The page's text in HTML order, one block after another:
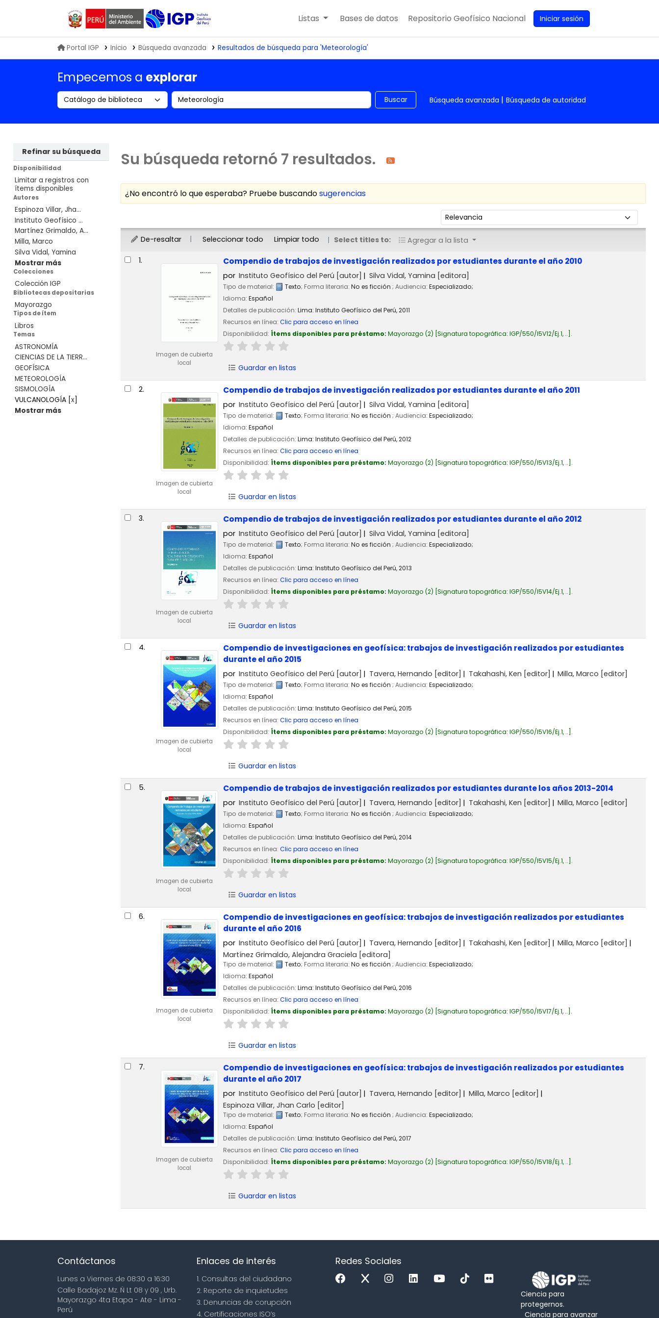
Biblioteca IGP
Listas Bases de datos Repositorio Geofísico Nacional Iniciar sesión
Portal IGP Inicio Búsqueda avanzada Resultados de búsqueda para 'Meteorología'
Empecemos a explorar
Search the catalog by: Buscar en el catálogo por palabra clave Buscar Búsqueda avanzada Búsqueda de autoridad
Refinar su búsqueda
Disponibilidad
Limitar a registros con
ítems disponibles
Autores
Espinoza Villar, Jha...
Instituto Geofísico ...
Martínez Grimaldo, A...
Milla, Marco
Silva Vidal, Yamina
Mostrar más
Colecciones
Colección IGP
Bibliotecas depositarias
Mayorazgo
Tipos de ítem
Libros
Temas
ASTRONOMÍA
CIENCIAS DE LA TIERR...
GEOFÍSICA
METEOROLOGÍA
SISMOLOGÍA
VULCANOLOGÍA[x]
Mostrar más
Su búsqueda retornó 7 resultados.
¿No encontró lo que esperaba? Pruebe buscandosugerencias
Ordenar por:
De-resaltar Seleccionar todo Limpiar todo Select titles to: Agregar a la lista
Resultados
1.
Imagen de cubierta
local
Compendio de trabajos de investigación realizados por estudiantes durante el año 2010
por Instituto Geofísico del Perú [autor] Silva Vidal, Yamina [editora]
Tipo de material: Texto; Forma literaria: No es ficción ; Audiencia: Especializado;
Idioma: Español
Detalles de publicación: Lima: Instituto Geofísico del Perú,2011
Recursos en línea: Clic para acceso en línea
Disponibilidad: Ítems disponibles para préstamo: Mayorazgo (2) Signatura topográfica: IGP/550/I5V12/Ej.1, .. .
Guardar en listas
2.
Imagen de cubierta
local
Compendio de trabajos de investigación realizados por estudiantes durante el año 2011
por Instituto Geofísico del Perú [autor] Silva Vidal, Yamina [editora]
Tipo de material: Texto; Forma literaria: No es ficción ; Audiencia: Especializado;
Idioma: Español
Detalles de publicación: Lima: Instituto Geofísico del Perú,2012
Recursos en línea: Clic para acceso en línea
Disponibilidad: Ítems disponibles para préstamo: Mayorazgo (2) Signatura topográfica: IGP/550/I5V13/Ej.1, .. .
Guardar en listas
3.
Imagen de cubierta
local
Compendio de trabajos de investigación realizados por estudiantes durante el año 2012
por Instituto Geofísico del Perú [autor] Silva Vidal, Yamina [editora]
Tipo de material: Texto; Forma literaria: No es ficción ; Audiencia: Especializado;
Idioma: Español
Detalles de publicación: Lima: Instituto Geofísico del Perú,2013
Recursos en línea: Clic para acceso en línea
Disponibilidad: Ítems disponibles para préstamo: Mayorazgo (2) Signatura topográfica: IGP/550/I5V14/Ej.1, .. .
Guardar en listas
4.
Imagen de cubierta
local
Compendio de investigaciones en geofísica: trabajos de investigación realizados por estudiantes
durante el año 2015
por Instituto Geofísico del Perú [autor] Tavera, Hernando [editor] Takahashi, Ken [editor] Milla, Marco [editor]
Tipo de material: Texto; Forma literaria: No es ficción ; Audiencia: Especializado;
Idioma: Español
Detalles de publicación: Lima: Instituto Geofísico del Perú,2015
Recursos en línea: Clic para acceso en línea
Disponibilidad: Ítems disponibles para préstamo: Mayorazgo (2) Signatura topográfica: IGP/550/I5V16/Ej.1, .. .
Guardar en listas
5.
Imagen de cubierta
local
Compendio de trabajos de investigación realizados por estudiantes durante los años 2013-2014
por Instituto Geofísico del Perú [autor] Tavera, Hernando [editor] Takahashi, Ken [editor] Milla, Marco [editor]
Tipo de material: Texto; Forma literaria: No es ficción ; Audiencia: Especializado;
Idioma: Español
Detalles de publicación: Lima: Instituto Geofísico del Perú,2014
Recursos en línea: Clic para acceso en línea
Disponibilidad: Ítems disponibles para préstamo: Mayorazgo (2) Signatura topográfica: IGP/550/I5V15/Ej.1, .. .
Guardar en listas
6.
Imagen de cubierta
local
Compendio de investigaciones en geofísica: trabajos de investigación realizados por estudiantes
durante el año 2016
por Instituto Geofísico del Perú [autor] Tavera, Hernando [editor] Takahashi, Ken [editor] Milla, Marco [editor]
Martínez Grimaldo, Alejandra Graciela [editora]
Tipo de material: Texto; Forma literaria: No es ficción ; Audiencia: Especializado;
Idioma: Español
Detalles de publicación: Lima: Instituto Geofísico del Perú,2016
Recursos en línea: Clic para acceso en línea
Disponibilidad: Ítems disponibles para préstamo: Mayorazgo (2) Signatura topográfica: IGP/550/I5V17/Ej.1, .. .
Guardar en listas
7.
Imagen de cubierta
local
Compendio de investigaciones en geofísica: trabajos de investigación realizados por estudiantes
durante el año 2017
por Instituto Geofísico del Perú [autor] Tavera, Hernando [editor] Milla, Marco [editor]
Espinoza Villar, Jhan Carlo [editor]
Tipo de material: Texto; Forma literaria: No es ficción ; Audiencia: Especializado;
Idioma: Español
Detalles de publicación: Lima: Instituto Geofísico del Perú,2017
Recursos en línea: Clic para acceso en línea
Disponibilidad: Ítems disponibles para préstamo: Mayorazgo (2) Signatura topográfica: IGP/550/I5V18/Ej.1, .. .
Guardar en listas
Contáctanos
Lunes a Viernes de 08:30 a 16:30
Calle Badajoz Mz. Ñ Lt 08 y 09 , Urb.
Mayorazgo 4ta Etapa - Ate - Lima -
Perú
Enlaces de interés
1. Consultas del ciudadano
2. Reporte de inquietudes
3. Denuncias de corupción
4. Certificaciones ISO’s
Redes Sociales
Ciencia para
protegernos.
Ciencia para avanzar